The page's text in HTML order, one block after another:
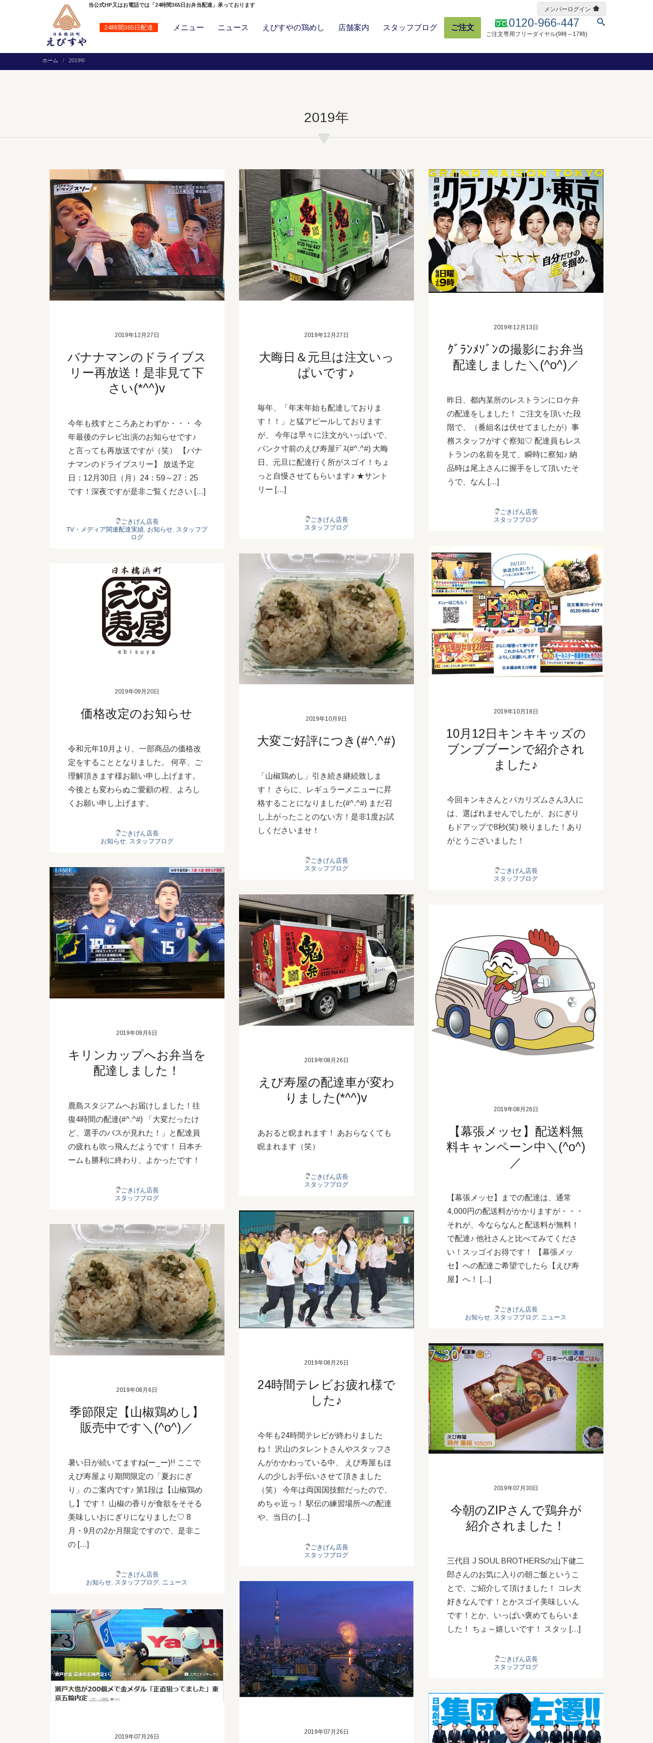
24時間365日配達 0120-966-447
ご注文専用フリーダイヤル(9時～17時)
メニュー ニュース えびすやの鶏めし 店舗案内 スタッフブログ ご注文
当公式HP又はお電話では「24時間365日お弁当配達」承っております
メンバーログイン
ホーム 2019年
2019年
2019年12月27日
バナナマンのドライブス
リー再放送！是非見て下
さい(*^^)v
今年も残すところあとわずか・・・ 今
年最後のテレビ出演のお知らせです♪
と言っても再放送ですが（笑） 【バナ
ナマンのドライブスリー】 放送予定
日：12月30日（月）24：59～27：25
です！深夜ですが是非ご覧ください […]
ごきげん店長
TV・メディア関連配達実績, お知らせ, スタッフブ
ログ
2019年12月27日
大晦日＆元旦は注文いっ
ぱいです♪
毎年、「年末年始も配達しておりま
す！！」と猛アピールしております
が、 今年は早々に注文がいっぱいで、
パンク寸前のえび寿屋ﾃﾞｽ(#^.^#) 大晦
日、元旦に配達行く所がスゴイ！ちょ
っと自慢させてもらいます♪ ★サント
リー […]
ごきげん店長
スタッフブログ
2019年12月13日
ｸﾞﾗﾝﾒｿﾞﾝの撮影にお弁当
配達しました＼(^o^)／
昨日、都内某所のレストランにロケ弁
の配達をしました！ ご注文を頂いた段
階で、（番組名は伏せてましたが）事
務スタッフがすぐ察知♡ 配達員もレス
トランの名前を見て、瞬時に察知♪ 納
品時は尾上さんに握手をして頂いたそ
うで、なん […]
ごきげん店長
スタッフブログ
2019年10月18日
10月12日キンキキッズの
ブンブブーンで紹介され
ました♪
今回キンキさんとバカリズムさん3人に
は、選ばれませんでしたが、おにぎり
もドアップで8秒(笑) 映りました！あり
がとうございました！
ごきげん店長
スタッフブログ
2019年10月9日
大変ご好評につき(#^.^#)
「山椒鶏めし」引き続き継続致しま
す！ さらに、レギュラーメニューに昇
格することになりました(#^.^#) まだ召
し上がったことのない方！是非1度お試
しくださいませ！
ごきげん店長
スタッフブログ
2019年09月20日
価格改定のお知らせ
令和元年10月より、一部商品の価格改
定をすることとなりました。 何卒、ご
理解頂きます様お願い申し上げます。
今後とも変わらぬご愛顧の程、よろし
くお願い申し上げます。
ごきげん店長
お知らせ, スタッフブログ
2019年09月6日
キリンカップへお弁当を
配達しました！
鹿島スタジアムへお届けしました！往
復4時間の配達(#^.^#) 「大変だったけ
ど、選手のバスが見れた！」と配達員
の疲れも吹っ飛んだようです！ 日本チ
ームも勝利に終わり、よかったです！
ごきげん店長
スタッフブログ
2019年08月26日
えび寿屋の配達車が変わ
りました(*^^)v
あおると睨まれます！ あおらなくても
睨まれます（笑）
ごきげん店長
スタッフブログ
2019年08月26日
【幕張メッセ】配送料無
料キャンペーン中＼(^o^)
／
【幕張メッセ】までの配達は、通常
4,000円の配送料がかかりますが・・・
それが、今ならなんと配送料が無料！
で配達♪ 他社さんと比べてみてくださ
い！スッゴイお得です！ 【幕張メッ
セ】への配達ご希望でしたら【えび寿
屋】へ！ […]
ごきげん店長
お知らせ スタッフブログ ニュース
2019年08月26日
24時間テレビお疲れ様で
した♪
今年も24時間テレビが終わりました
ね！ 沢山のタレントさんやスタッフさ
んがかかわっている中、 えび寿屋もほ
んの少しお手伝いさせて頂きました
（笑） 今年は両国国技館だったので、
めちゃ近っ！ 駅伝の練習場所への配達
や、当日の […]
ごきげん店長
スタッフブログ
2019年08月6日
季節限定【山椒鶏めし】
販売中です＼(^o^)／
暑い日が続いてますね(ー_ー)!! ここで
えび寿屋より期間限定の「夏おにぎ
り」のご案内です♪ 第1段は【山椒鶏め
し】です！ 山椒の香りが食欲をそそる
美味しいおにぎりになりました♡ 8
月・9月の2か月限定ですので、是非こ
の […]
ごきげん店長
お知らせ, スタッフブログ, ニュース
2019年07月30日
今朝のZIPさんで鶏弁が
紹介されました！
三代目 J SOUL BROTHERSの山下健二
郎さんのお気に入りの朝ご飯というこ
とで、ご紹介して頂けました！ コレ大
好きなんです！とかスゴイ美味しいん
です！とか、いっぱい褒めてもらいま
した！ ちょ～嬉しいです！ スタッ […]
ごきげん店長
スタッフブログ
2019年07月26日
2019年07月26日